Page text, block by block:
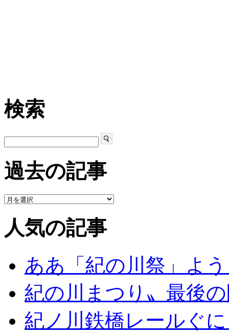
検索
過去の記事
人気の記事
ああ「紀の川祭」よ
紀の川まつり〟最後
紀ノ川鉄橋レールぐ